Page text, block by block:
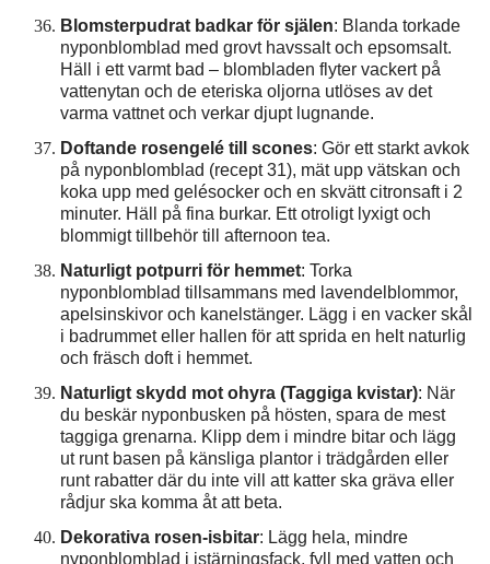
Blomsterpudrat badkar för själen: Blanda torkade
nyponblomblad med grovt havssalt och epsomsalt.
Häll i ett varmt bad – blombladen flyter vackert på
vattenytan och de eteriska oljorna utlöses av det
varma vattnet och verkar djupt lugnande.
Doftande rosengelé till scones: Gör ett starkt avkok
på nyponblomblad (recept 31), mät upp vätskan och
koka upp med gelésocker och en skvätt citronsaft i 2
minuter. Häll på fina burkar. Ett otroligt lyxigt och
blommigt tillbehör till afternoon tea.
Naturligt potpurri för hemmet: Torka
nyponblomblad tillsammans med lavendelblommor,
apelsinskivor och kanelstänger. Lägg i en vacker skål
i badrummet eller hallen för att sprida en helt naturlig
och fräsch doft i hemmet.
Naturligt skydd mot ohyra (Taggiga kvistar): När
du beskär nyponbusken på hösten, spara de mest
taggiga grenarna. Klipp dem i mindre bitar och lägg
ut runt basen på känsliga plantor i trädgården eller
runt rabatter där du inte vill att katter ska gräva eller
rådjur ska komma åt att beta.
Dekorativa rosen-isbitar: Lägg hela, mindre
nyponblomblad i istärningsfack, fyll med vatten och